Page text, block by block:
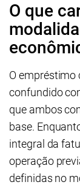
O que
O empréstimo
confundido
que ambos
base.
integral da
operação
definidas no